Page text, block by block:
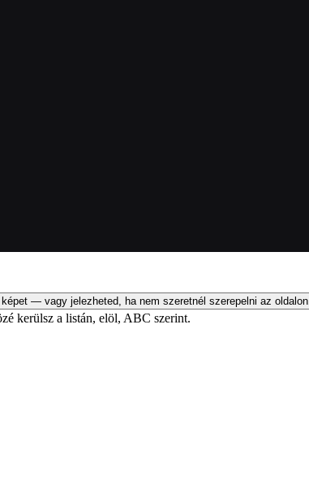
— vagy jelezheted, ha nem szeretnél szerepelni az oldalon.
kerülsz a listán, elöl, ABC szerint.